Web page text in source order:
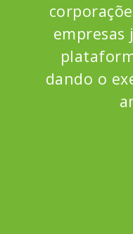
empresas
dando o